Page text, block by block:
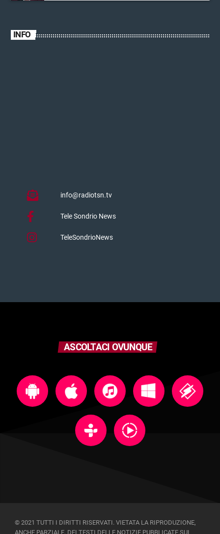
INFO
info@radiotsn.tv
Tele Sondrio News
TeleSondrioNews
ASCOLTACI OVUNQUE
© 2021 TUTTI I DIRITTI RISERVATI. VIETATA LA RIPRODUZIONE,
ANCHE PARZIALE, DEI TESTI DELLE NOTIZIE PUBBLICATE SUL